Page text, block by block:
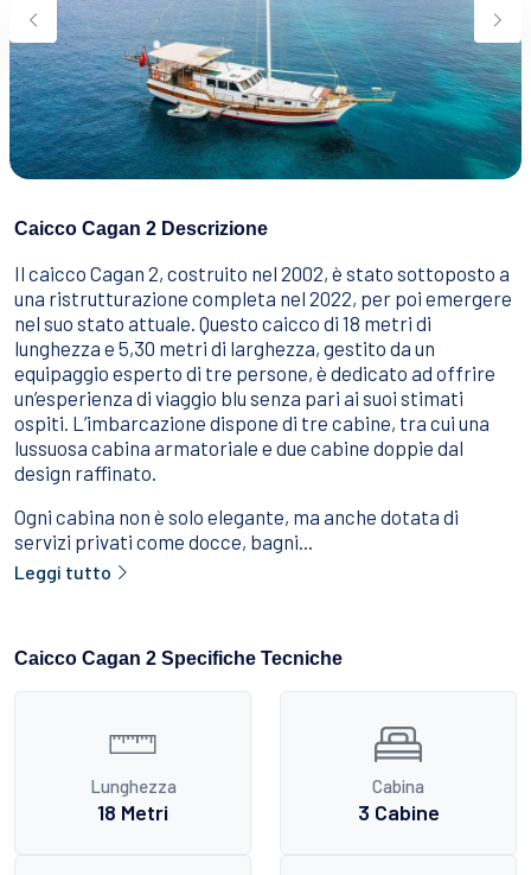
Cibo E Bevande
Come Prenotare
Termini e Condizioni
Contattaci
Caicco Cagan 2 Descrizione
Il caicco Cagan 2, costruito nel 2002, è stato sottoposto a
una ristrutturazione completa nel 2022, per poi emergere
nel suo stato attuale. Questo caicco di 18 metri di
lunghezza e 5,30 metri di larghezza, gestito da un
equipaggio esperto di tre persone, è dedicato ad offrire
un’esperienza di viaggio blu senza pari ai suoi stimati
ospiti. L’imbarcazione dispone di tre cabine, tra cui una
lussuosa cabina armatoriale e due cabine doppie dal
design raffinato.
Ogni cabina non è solo elegante, ma anche dotata di
servizi privati come docce, bagni...
Leggi tutto
Caicco Cagan 2 Specifiche Tecniche
Lunghezza
18 Metri
Cabina
3 Cabine